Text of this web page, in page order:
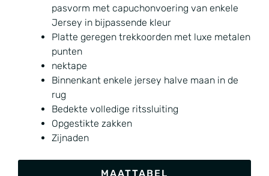
MAATTABEL
pasvorm met capuchonvoering van enkele
Jersey in bijpassende kleur
Platte geregen trekkoorden met luxe metalen
punten
nektape
Binnenkant enkele jersey halve maan in de
rug
Bedekte volledige ritssluiting
Opgestikte zakken
Zijnaden